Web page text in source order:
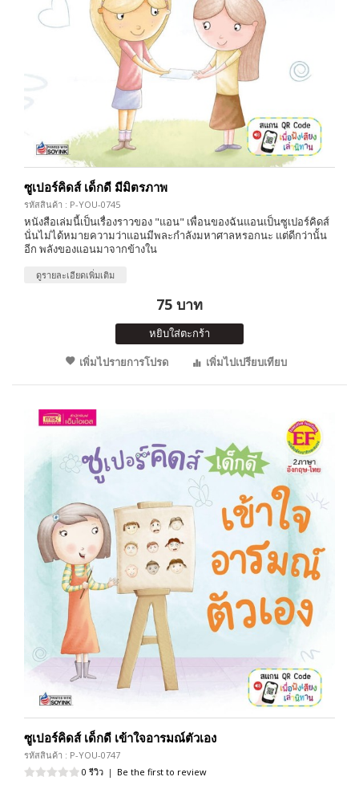
ซูเปอร์คิดส์ เด็กดี มีมิตรภาพ
รหัสสินค้า : P-YOU-0745
หนังสือเล่มนี้เป็นเรื่องราวของ "แอน" เพื่อนของฉันแอนเป็นซูเปอร์คิดส์
นั่นไม่ได้หมายความว่าแอนมีพละกำลังมหาศาลหรอกนะ แต่ดีกว่านั้น
อีก พลังของแอนมาจากข้างใน
ดูรายละเอียดเพิ่มเติม
75 บาท
หยิบใส่ตะกร้า
เพิ่มไปรายการโปรด
เพิ่มไปเปรียบเทียบ
ซูเปอร์คิดส์ เด็กดี เข้าใจอารมณ์ตัวเอง
รหัสสินค้า : P-YOU-0747
0 รีวิว | Be the first to review